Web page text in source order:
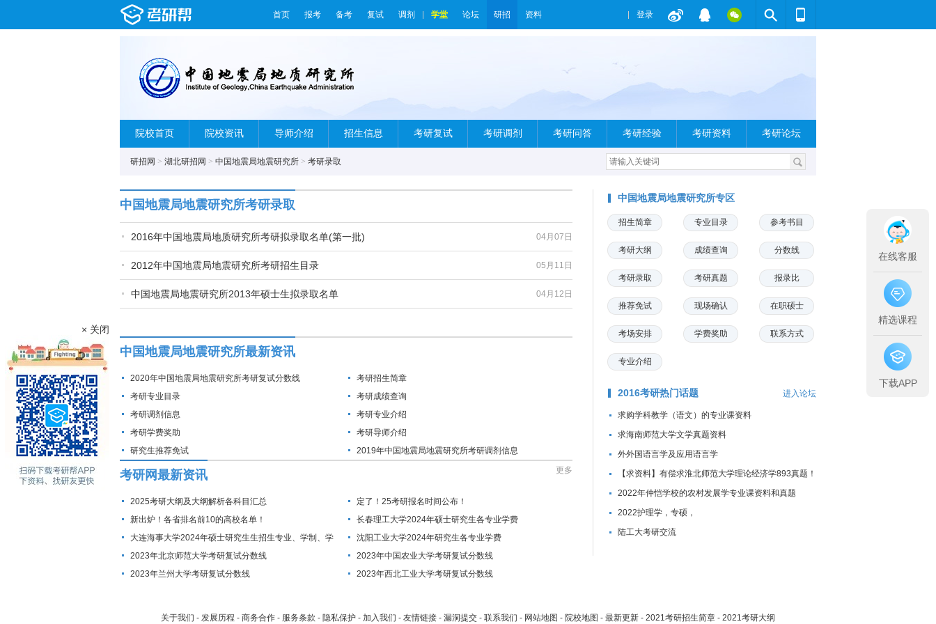
首页 报考 备考 复试 调剂 学堂 论坛 研招 资料 登录
院校首页 院校资讯 导师介绍 招生信息 考研复试 考研调剂 考研问答 考研经验 考研资料 考研论坛
研招网 > 湖北研招网 > 中国地震局地震研究所 > 考研录取
中国地震局地震研究所考研录取
04月07日
2016年中国地震局地质研究所考研拟录取名单(第一批)
05月11日
2012年中国地震局地震研究所考研招生目录
04月12日
中国地震局地震研究所2013年硕士生拟录取名单
中国地震局地震研究所最新资讯
2020年中国地震局地震研究所考研复试分数线
考研招生简章
考研专业目录
考研成绩查询
考研调剂信息
考研专业介绍
考研学费奖助
考研导师介绍
研究生推荐免试
2019年中国地震局地震研究所考研调剂信息
考研网最新资讯 更多
2025考研大纲及大纲解析各科目汇总
定了！25考研报名时间公布！
新出炉！各省排名前10的高校名单！
长春理工大学2024年硕士研究生各专业学费
大连海事大学2024年硕士研究生生招生专业、学制、学
费标准及拟招生人数
沈阳工业大学2024年研究生各专业学费
2023年北京师范大学考研复试分数线
2023年中国农业大学考研复试分数线
2023年兰州大学考研复试分数线
2023年西北工业大学考研复试分数线
中国地震局地震研究所专区
招生简章 专业目录 参考书目
考研大纲 成绩查询 分数线
考研录取 考研真题 报录比
推荐免试 现场确认 在职硕士
考场安排 学费奖助 联系方式
专业介绍
2016考研热门话题 进入论坛
求购学科教学（语文）的专业课资料
求海南师范大学文学真题资料
外外国语言学及应用语言学
【求资料】有偿求淮北师范大学理论经济学893真题！
2022年仲恺学校的农村发展学专业课资料和真题
2022护理学，专硕，
陆工大考研交流
关于我们 - 发展历程 - 商务合作 - 服务条款 - 隐私保护 - 加入我们 - 友情链接 - 漏洞提交 - 联系我们 - 网站地图 - 院校地图 - 最新更新 - 2021考研招生简章 - 2021考研大纲
× 关闭
在线客服
精选课程
下载APP